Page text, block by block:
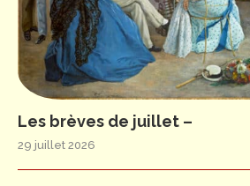
Les brèves de juillet –
29 juillet 2026